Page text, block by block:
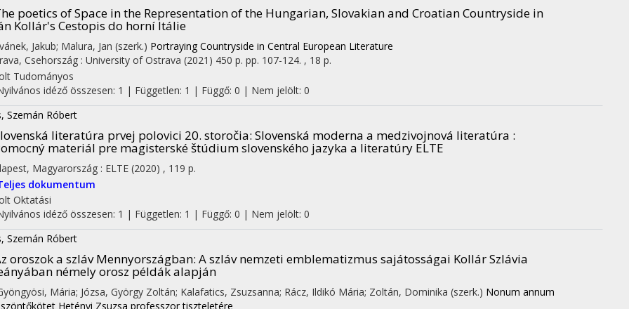
poetics of Space in the Representation of the Hungarian, Slovakian and Croatian Countryside in
Kollár's Cestopis do horní Itálie
Jakub; Malura, Jan (szerk.) Portraying Countryside in Central European Literature
Csehország : University of Ostrava (2021) 450 p. pp. 107-124. , 18 p.
Tudományos
idéző összesen: 1 | Független: 1 | Függő: 0 | Nem jelölt: 0
Szemán Róbert
literatúra prvej polovici 20. storočia: Slovenská moderna a medzivojnová literatúra :
materiál pre magisterské štúdium slovenského jazyka a literatúry ELTE
Magyarország : ELTE (2020) , 119 p.
dokumentum
Oktatási
idéző összesen: 1 | Független: 1 | Függő: 0 | Nem jelölt: 0
Szemán Róbert
oroszok a szláv Mennyországban: A szláv nemzeti emblematizmus sajátosságai Kollár Szlávia
némely orosz példák alapján
Mária; Józsa, György Zoltán; Kalafatics, Zsuzsanna; Rácz, Ildikó Mária; Zoltán, Dominika (szerk.) Nonum annum
Hetényi Zsuzsa professzor tiszteletére